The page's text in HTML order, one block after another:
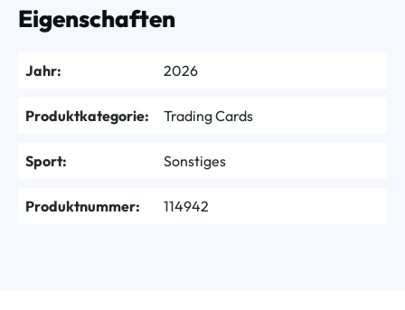
Eigenschaften
Jahr: 2026
Produktkategorie: Trading Cards
Sport: Sonstiges
Produktnummer: 114942